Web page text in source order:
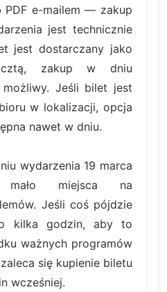
PDF e-mailem — zakup
jest technicznie
jest dostarczany jako
zakup w dniu
Jeśli bilet jest
w lokalizacji, opcja
nawet w dniu.
wydarzenia 19 marca
miejsca na
Jeśli coś pójdzie
kilka godzin, aby to
ważnych programów
się kupienie biletu
wcześniej.